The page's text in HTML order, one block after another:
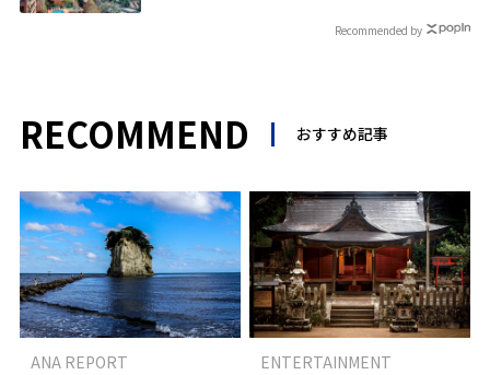
Recommended by
RECOMMEND おすすめ記事
ANA REPORT ENTERTAINMENT